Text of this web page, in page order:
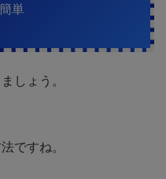
単
しょう。
ですね。